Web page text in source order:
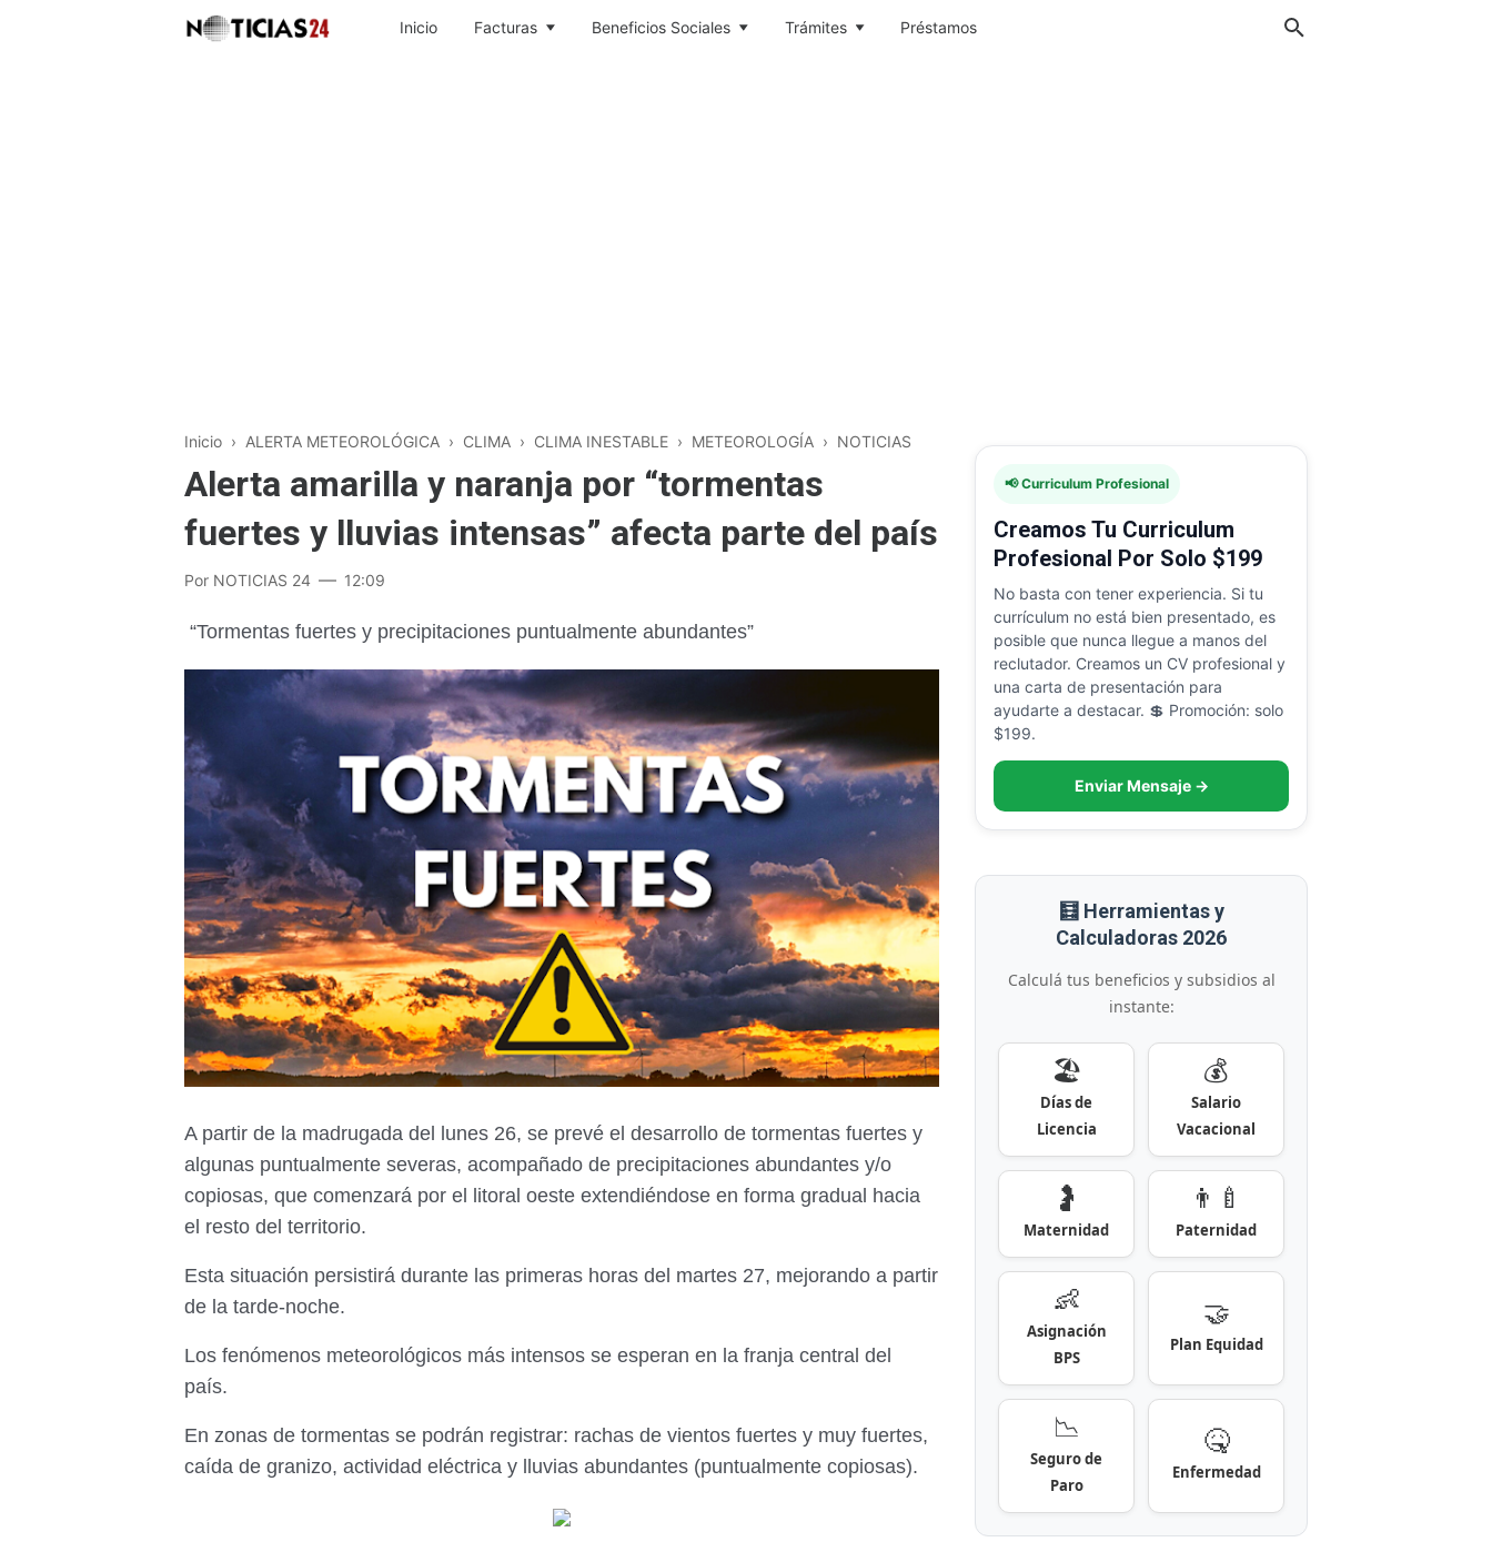
Inicio Facturas Beneficios Sociales Trámites Préstamos
Inicio › ALERTA METEOROLÓGICA › CLIMA › CLIMA INESTABLE › METEOROLOGÍA › NOTICIAS
Alerta amarilla y naranja por “tormentas
fuertes y lluvias intensas” afecta parte del país
Por NOTICIAS 24 12:09
“Tormentas fuertes y precipitaciones puntualmente abundantes”
A partir de la madrugada del lunes 26, se prevé el desarrollo de tormentas fuertes y
algunas puntualmente severas, acompañado de precipitaciones abundantes y/o
copiosas, que comenzará por el litoral oeste extendiéndose en forma gradual hacia
el resto del territorio.
Esta situación persistirá durante las primeras horas del martes 27, mejorando a partir
de la tarde-noche.
Los fenómenos meteorológicos más intensos se esperan en la franja central del
país.
En zonas de tormentas se podrán registrar: rachas de vientos fuertes y muy fuertes,
caída de granizo, actividad eléctrica y lluvias abundantes (puntualmente copiosas).
📢 Curriculum Profesional
Creamos Tu Curriculum
Profesional Por Solo $199
No basta con tener experiencia. Si tu
currículum no está bien presentado, es
posible que nunca llegue a manos del
reclutador. Creamos un CV profesional y
una carta de presentación para
ayudarte a destacar. 💲 Promoción: solo
$199.
Enviar Mensaje →
🧮 Herramientas y
Calculadoras 2026
Calculá tus beneficios y subsidios al
instante:
🏖️
Días de
Licencia
💰
Salario
Vacacional
🤰
Maternidad
👨‍🍼
Paternidad
👶
Asignación
BPS
🤝
Plan Equidad
📉
Seguro de
Paro
🤒
Enfermedad